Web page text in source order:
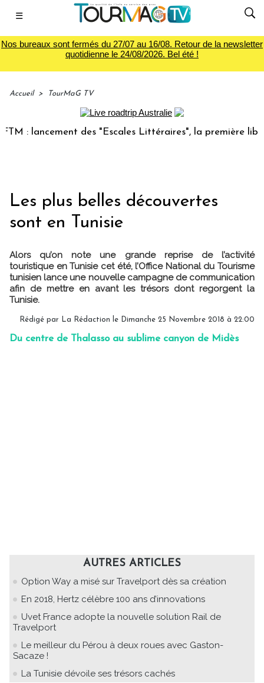
☰
Nos bureaux sont fermés du 27/07 au 16/08. Retour de la newsletter
quotidienne le 24/08/2026. Bel été !
Accueil > TourMaG TV
: lancement des "Escales Littéraires", la première
Les plus belles découvertes
sont en Tunisie
Alors qu’on note une grande reprise de l’activité
touristique en Tunisie cet été, l’Office National du Tourisme
tunisien lance une nouvelle campagne de communication
afin de mettre en avant les trésors dont regorgent la
Tunisie.
Rédigé par La Rédaction le Dimanche 25 Novembre 2018 à 22:00
Du centre de Thalasso au sublime canyon de Midès
AUTRES ARTICLES
Option Way a misé sur Travelport dès sa création
En 2018, Hertz célèbre 100 ans d’innovations
Uvet France adopte la nouvelle solution Rail de
Travelport
Le meilleur du Pérou à deux roues avec Gaston-
Sacaze !
La Tunisie dévoile ses trésors cachés